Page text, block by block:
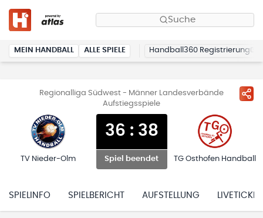
Suche
MEIN HANDBALL ALLE SPIELE Handball360 Registrierung
Regionalliga Südwest - Männer Landesverbände
Aufstiegsspiele
TV Nieder-Olm
36 : 38
Spiel beendet TG Osthofen Handball
SPIELINFO SPIELBERICHT AUFSTELLUNG LIVETICKER